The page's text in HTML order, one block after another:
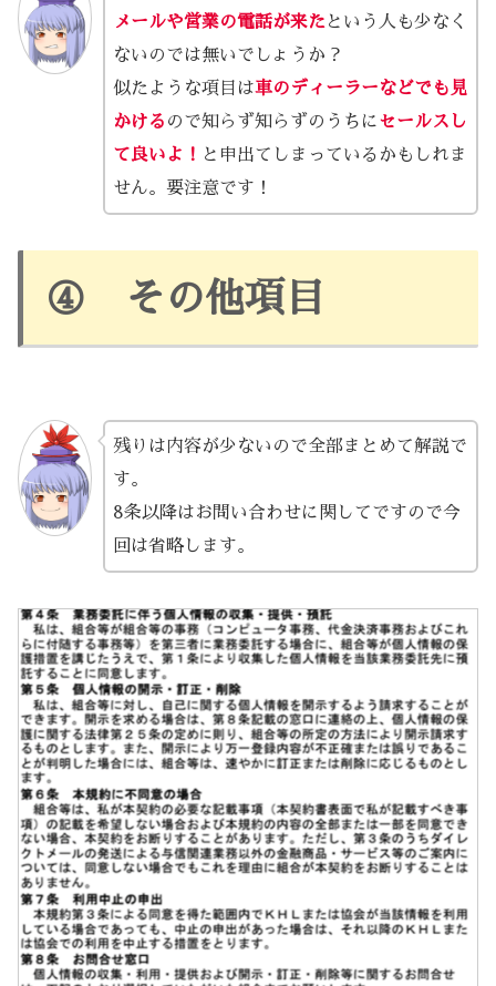
メールや営業の電話が来たという人も少なく
ないのでは無いでしょうか？
似たような項目は車のディーラーなどでも見
かける ので知らず知らずのうちにセールスし
て良いよ！ と申出てしまっているかもしれま
せん。要注意です！
④ その他項目
残りは内容が少ないので全部まとめて解説で
す。
8条以降はお問い合わせに関してですので今
回は省略します。